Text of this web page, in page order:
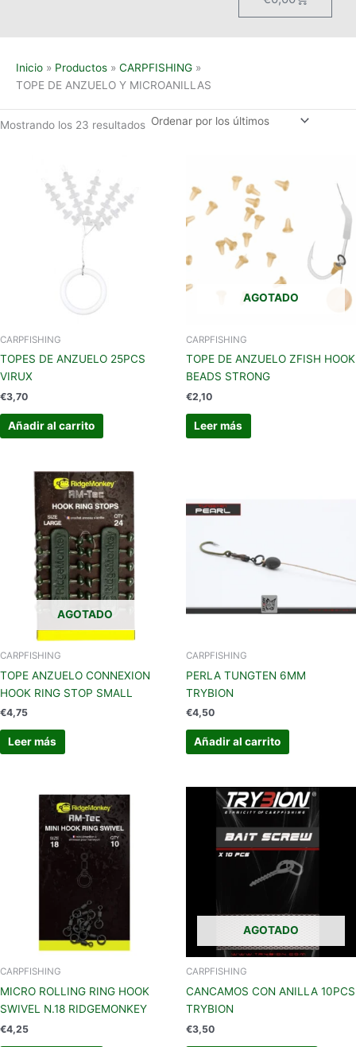
Inicio Productos
CARPFISHING
TOPE DE ANZUELO Y MICROANILLAS
Mostrando los 23 resultados
CARPFISHING
TOPES DE ANZUELO 25PCS
VIRUX
€3,70
Añadir al carrito
AGOTADO
CARPFISHING
TOPE DE ANZUELO ZFISH HOOK
BEADS STRONG
€2,10
Leer más
AGOTADO
CARPFISHING
TOPE ANZUELO CONNEXION
HOOK RING STOP SMALL
€4,75
Leer más
CARPFISHING
PERLA TUNGTEN 6MM
TRYBION
€4,50
Añadir al carrito
CARPFISHING
MICRO ROLLING RING HOOK
SWIVEL N.18 RIDGEMONKEY
€4,25
AGOTADO
CARPFISHING
CANCAMOS CON ANILLA 10PCS
TRYBION
€3,50
tiene
se
elegir
la